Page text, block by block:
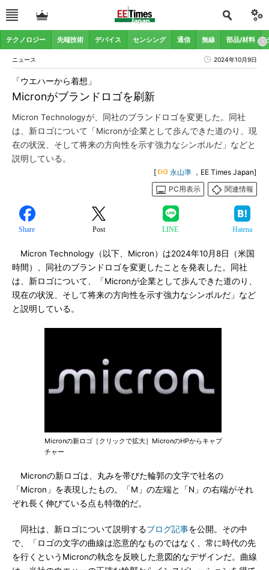
テクノロジー 先端技術 デバイス センシング 通信 無線 部品/材料
ニュース 2024年10月9日
Micronがブランドロゴを刷新
「ウエハーから着想」
Micron Technologyが、同社のブランドロゴを変更した。同社
は、新ロゴについて「Micronが企業として歩んできた道のり、現
在の状況、そして将来の方向性を示す強力なシンボルだ」などと
説明している。
[ 永山準 ，EE Times Japan]
PC用表示
関連情報
Share Post LINE Hatena
Micron Technology（以下、Micron）は2024年10月8日（米国
時間）、同社のブランドロゴを変更したことを発表した。同社
は、新ロゴについて、「Micronが企業として歩んできた道のり、
現在の状況、そして将来の方向性を示す強力なシンボルだ」など
と説明している。
Micronの新ロゴ［クリックで拡大］MicronのHPからキャプ
チャー
Micronの新ロゴは、丸みを帯びた輪郭の文字で社名の
「Micron」を表現したもの。「M」の左端と「N」の右端がそれ
ぞれ長く伸びている点も特徴的だ。
同社は、新ロゴについて説明するブログ記事を公開。その中
で、「ロゴの文字の曲線は恣意的なものではなく、常に時代の先
を行くというMicronの執念を反映した意図的なデザインだ。曲線